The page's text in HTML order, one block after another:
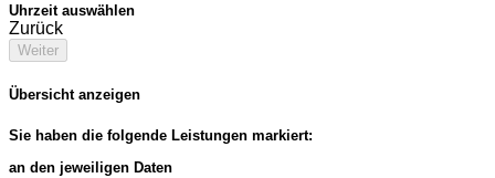
Uhrzeit auswählen
Zurück
Weiter
Übersicht anzeigen
Sie haben die folgende Leistungen markiert:
an den jeweiligen Daten